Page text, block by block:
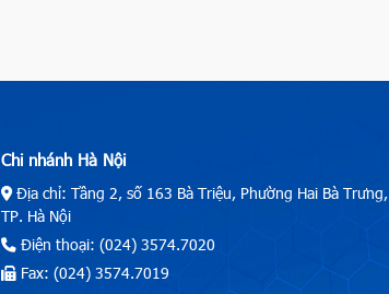
Chi nhánh Hà Nội
Địa chỉ: Tầng 2, số 163 Bà Triệu, Phường Hai Bà Trưng,
TP. Hà Nội
Điện thoại: (024) 3574.7020
Fax: (024) 3574.7019